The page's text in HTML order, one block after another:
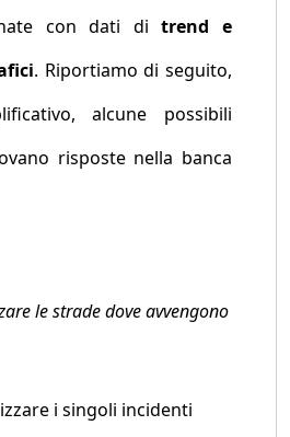
con dati ditrend e
. Riportiamo di seguito,
alcune possibili
risposte nella banca
le strade dove avvengono
i singoli incidenti